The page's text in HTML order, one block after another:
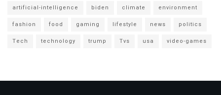
artificial-intelligence biden climate
environment
fashion
food gaming lifestyle news
politics
Tech
technology trump Tvs usa video-games